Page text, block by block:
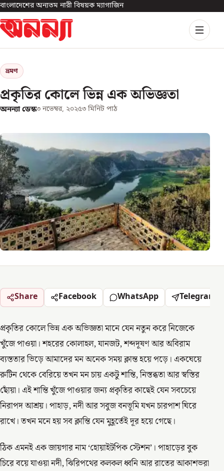
বাংলাদেশের অন্যতম নারী বিষয়ক ম্যাগাজিন
ভ্রমণ
প্রকৃতির কোলে ভিন্ন এক অভিজ্ঞতা
অনন্যা ডেস্ক৩ নভেম্বর, ২০২৫৩ মিনিট পাঠ
Share Facebook WhatsApp Telegram
প্রকৃতির কোলে ভিন্ন এক অভিজ্ঞতা মানে যেন নতুন করে নিজেকে
খুঁজে পাওয়া। শহরের কোলাহল, যানজট, শব্দদূষণ আর অবিরাম
ব্যস্ততার ভিড়ে আমাদের মন অনেক সময় ক্লান্ত হয়ে পড়ে। একঘেয়ে
রুটিন থেকে বেরিয়ে তখন মন চায় একটু শান্তি, নিস্তব্ধতা আর স্বস্তির
ছোঁয়া। এই শান্তি খুঁজে পাওয়ার জন্য প্রকৃতির কাছেই যেন সবচেয়ে
নিরাপদ আশ্রয়। পাহাড়, নদী আর সবুজ বনভূমি যখন চারপাশ ঘিরে
রাখে। তখন মনে হয় সব ক্লান্তি যেন মুহূর্তেই দূর হয়ে গেছে।
ঠিক এমনই এক জায়গার নাম ‘হোয়াইটপিক স্টেশন’। পাহাড়ের বুক
চিরে বয়ে যাওয়া নদী, ঝিরিপথের কলকল ধ্বনি আর রাতের আকাশভরা